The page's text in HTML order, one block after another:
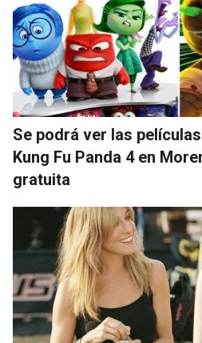
Se podrá ver las
Kung Fu Panda 4 en
gratuita